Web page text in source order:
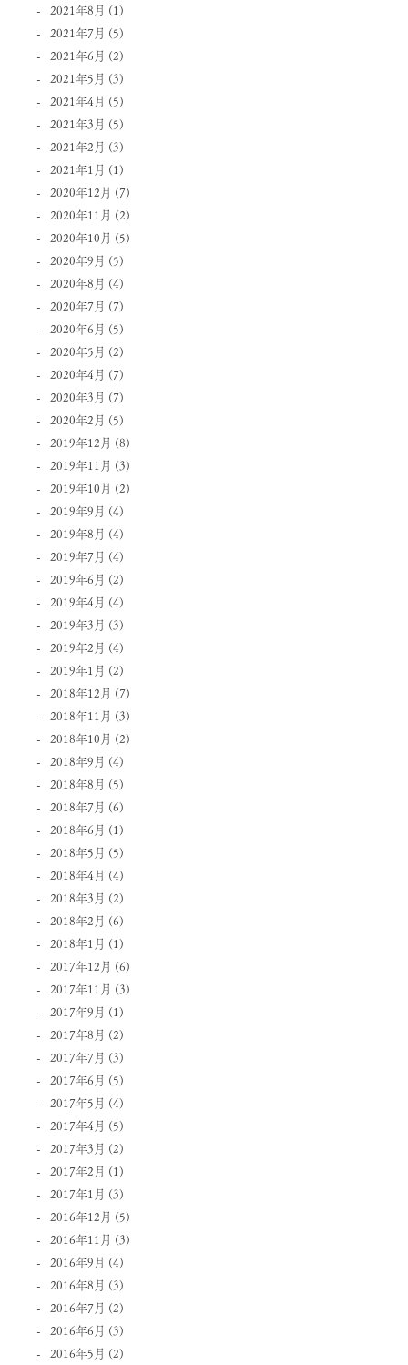
2021年8月 (1)
2021年7月 (5)
2021年6月 (2)
2021年5月 (3)
2021年4月 (5)
2021年3月 (5)
2021年2月 (3)
2021年1月 (1)
2020年12月 (7)
2020年11月 (2)
2020年10月 (5)
2020年9月 (5)
2020年8月 (4)
2020年7月 (7)
2020年6月 (5)
2020年5月 (2)
2020年4月 (7)
2020年3月 (7)
2020年2月 (5)
2019年12月 (8)
2019年11月 (3)
2019年10月 (2)
2019年9月 (4)
2019年8月 (4)
2019年7月 (4)
2019年6月 (2)
2019年4月 (4)
2019年3月 (3)
2019年2月 (4)
2019年1月 (2)
2018年12月 (7)
2018年11月 (3)
2018年10月 (2)
2018年9月 (4)
2018年8月 (5)
2018年7月 (6)
2018年6月 (1)
2018年5月 (5)
2018年4月 (4)
2018年3月 (2)
2018年2月 (6)
2018年1月 (1)
2017年12月 (6)
2017年11月 (3)
2017年9月 (1)
2017年8月 (2)
2017年7月 (3)
2017年6月 (5)
2017年5月 (4)
2017年4月 (5)
2017年3月 (2)
2017年2月 (1)
2017年1月 (3)
2016年12月 (5)
2016年11月 (3)
2016年9月 (4)
2016年8月 (3)
2016年7月 (2)
2016年6月 (3)
2016年5月 (2)